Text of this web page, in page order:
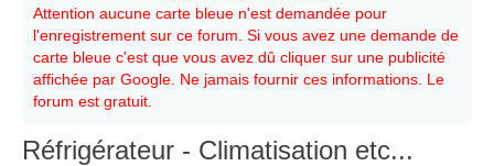
Attention aucune carte bleue n'est demandée pour
l'enregistrement sur ce forum. Si vous avez une demande de
carte bleue c'est que vous avez dû cliquer sur une publicité
affichée par Google. Ne jamais fournir ces informations. Le
forum est gratuit.
Réfrigérateur - Climatisation etc...